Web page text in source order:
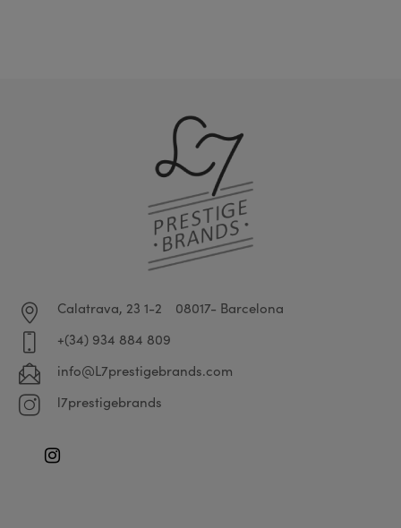
Calatrava, 23 1-2
08017- Barcelona
+(34) 934 884 809
info@L7prestigebrands.com
l7prestigebrands
Instagram